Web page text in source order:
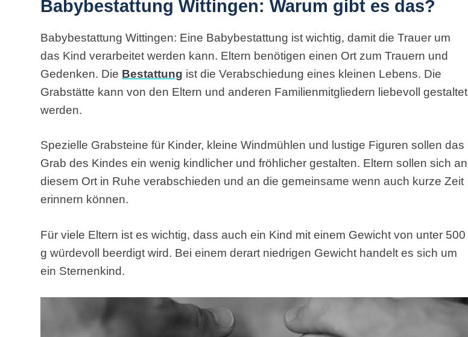
Babybestattung Wittingen: Warum gibt es das?
Babybestattung Wittingen: Eine Babybestattung ist wichtig, damit die Trauer um
das Kind verarbeitet werden kann. Eltern benötigen einen Ort zum Trauern und
Gedenken. Die Bestattung ist die Verabschiedung eines kleinen Lebens. Die
Grabstätte kann von den Eltern und anderen Familienmitgliedern liebevoll gestaltet
werden.
Spezielle Grabsteine für Kinder, kleine Windmühlen und lustige Figuren sollen das
Grab des Kindes ein wenig kindlicher und fröhlicher gestalten. Eltern sollen sich an
diesem Ort in Ruhe verabschieden und an die gemeinsame wenn auch kurze Zeit
erinnern können.
Für viele Eltern ist es wichtig, dass auch ein Kind mit einem Gewicht von unter 500
g würdevoll beerdigt wird. Bei einem derart niedrigen Gewicht handelt es sich um
ein Sternenkind.